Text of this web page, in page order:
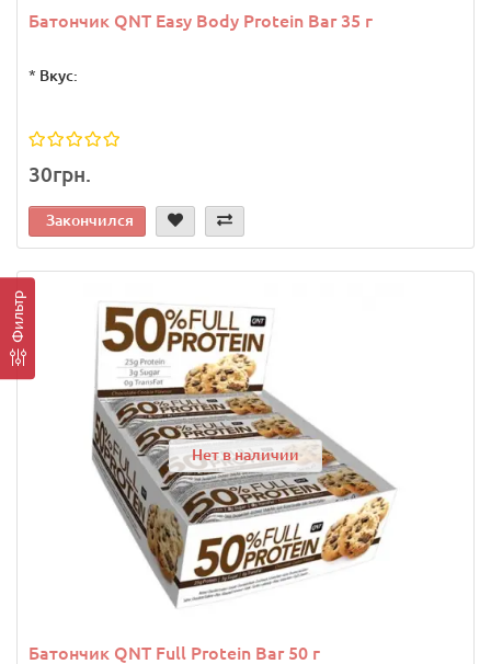
Фильтр
Батончик QNT Easy Body Protein Bar 35 г
* Вкус:
30грн.
Закончился
Нет в наличии
Батончик QNT Full Protein Bar 50 г